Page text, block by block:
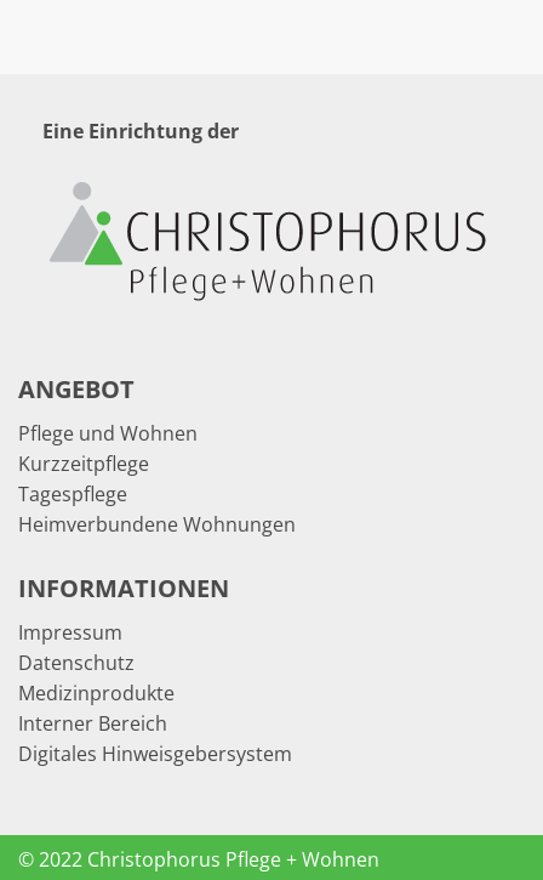
Eine Einrichtung der
ANGEBOT
Pflege und Wohnen
Kurzzeitpflege
Tagespflege
Heimverbundene Wohnungen
INFORMATIONEN
Impressum
Datenschutz
Medizinprodukte
Interner Bereich
Digitales Hinweisgebersystem
© 2022 Christophorus Pflege + Wohnen